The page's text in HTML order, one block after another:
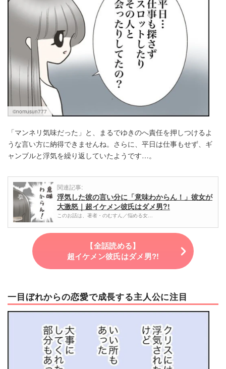
©nomusun777
「マンネリ気味だった」と、まるでゆきのへ責任を押しつけるよ
うな言い方に納得できませんね。さらに、平日は仕事もせず、ギ
ャンブルと浮気を繰り返していたようです…。
関連記事:
浮気した彼の言い分に「意味わからん！」彼女が
大激怒｜超イケメン彼氏はダメ男?!
このお話は、著者・のむすん／悩める女…
【全話読める】
超イケメン彼氏はダメ男?!
一目ぼれからの恋愛で成長する主人公に注目